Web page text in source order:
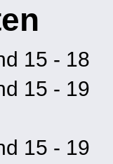
15 - 18
15 - 19
15 - 19